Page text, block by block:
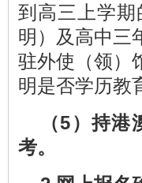
到高三上学
明）及高中三
驻外使（领）
明是否学历教
（5）持港
考。